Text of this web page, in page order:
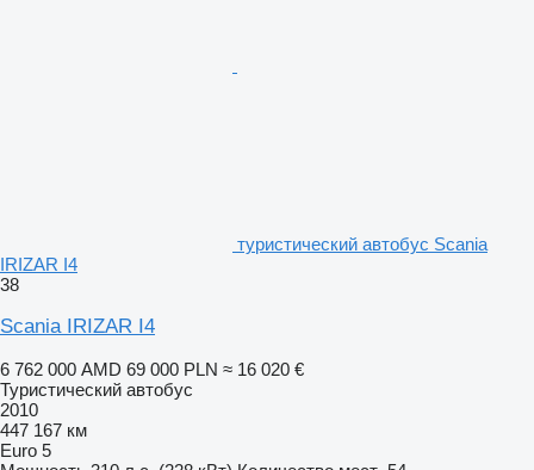
туристический автобус Scania
IRIZAR I4
38
Scania IRIZAR I4
6 762 000 AMD 69 000 PLN ≈ 16 020 €
Туристический автобус
2010
447 167 км
Euro 5